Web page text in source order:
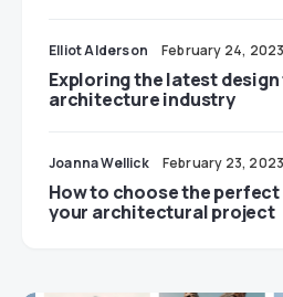
Elliot Alderson February 24, 2023
Exploring the latest
architecture industry
Joanna Wellick February 23, 2023
How to choose the
your architectural project